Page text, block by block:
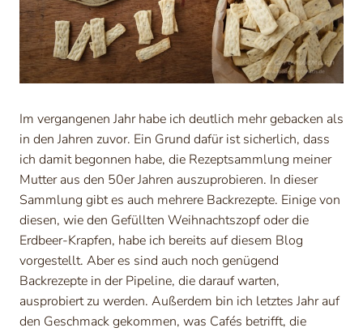
Im vergangenen Jahr habe ich deutlich mehr gebacken als
in den Jahren zuvor. Ein Grund dafür ist sicherlich, dass
ich damit begonnen habe, die Rezeptsammlung meiner
Mutter aus den 50er Jahren auszuprobieren. In dieser
Sammlung gibt es auch mehrere Backrezepte. Einige von
diesen, wie den Gefüllten Weihnachtszopf oder die
Erdbeer-Krapfen, habe ich bereits auf diesem Blog
vorgestellt. Aber es sind auch noch genügend
Backrezepte in der Pipeline, die darauf warten,
ausprobiert zu werden. Außerdem bin ich letztes Jahr auf
den Geschmack gekommen, was Cafés betrifft, die